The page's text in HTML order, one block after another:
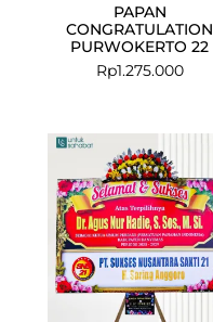
PAPAN
CONGRATULATION
PURWOKERTO 22
Rp1.275.000